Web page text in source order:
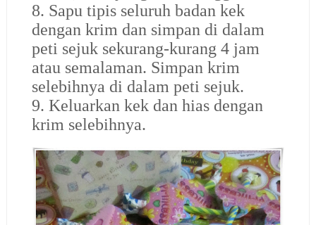
8. Sapu tipis seluruh badan kek
dengan krim dan simpan di dalam
peti sejuk sekurang-kurang 4 jam
atau semalaman. Simpan krim
selebihnya di dalam peti sejuk.
9. Keluarkan kek dan hias dengan
krim selebihnya.